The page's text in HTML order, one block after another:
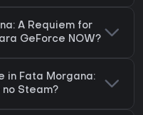
A Requiem for
GeForce NOW?
in Fata Morgana:
Steam?